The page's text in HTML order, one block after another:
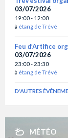
03/07/2026
19:00 - 12:00
à étang de Trévé
Feu d’Artifice
03/07/2026
23:00 - 23:30
à étang de Trévé
D'AUTRES
MÉTÉO